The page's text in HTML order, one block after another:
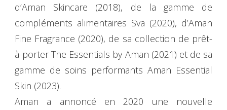
d’Aman Skincare (2018), de la gamme de
compléments alimentaires Sva (2020), d’Aman
Fine Fragrance (2020), de sa collection de prêt-
à-porter The Essentials by Aman (2021) et de sa
gamme de soins performants Aman Essential
Skin (2023).
Aman a annoncé en 2020 une nouvelle